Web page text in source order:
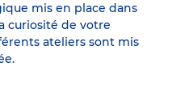
mis en place dans
curiosité de votre
ateliers sont mis